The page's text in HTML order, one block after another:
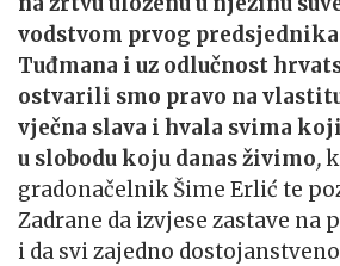
vodstvom prvog
Tuđmana i uz odlučnost
ostvarili smo pravo na
vječna slava i hvala svima
u slobodu koju danas živimo,
gradonačelnik Šime Erlić te
Zadrane da izvjese zastave na
i da svi zajedno